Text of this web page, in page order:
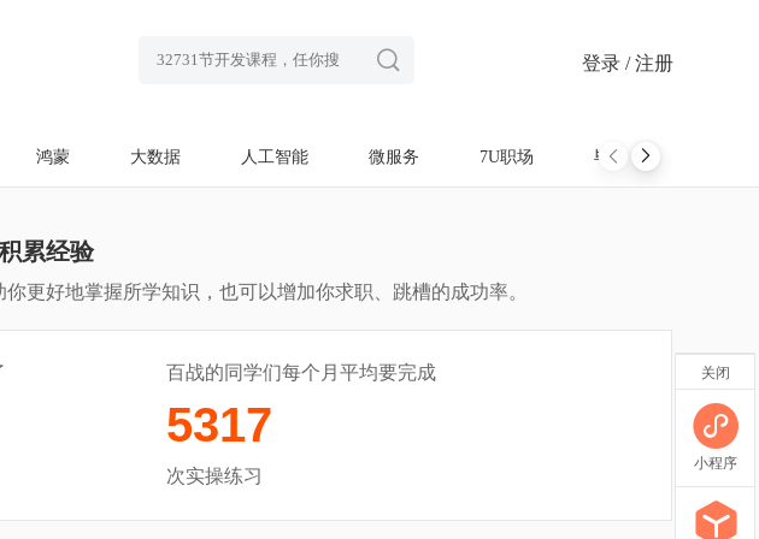
登录 / 注册

鸿蒙 大数据 人工智能 微服务 7U职场 毕设项目
累经验
更好地掌握所学知识，也可以增加你求职、跳槽的成功率。
百战的同学们每个月平均要完成
5317
次实操练习
关闭
小程序